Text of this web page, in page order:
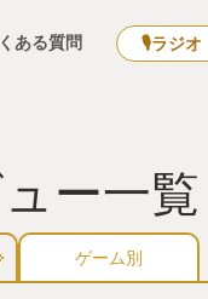
ある質問 🎙ラジオ
ー一覧
ゲーム別